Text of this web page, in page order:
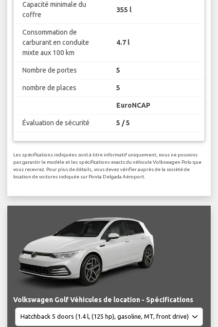
Capacité minimale du
coffre
355 l
Consommation de
carburant en conduite
mixte aux 100 km
4.7 l
Nombre de portes 5
nombre de places 5
EuroNCAP
Évaluation de sécurité 5 / 5
Les spécifications indiquées sont à titre informatif uniquement, nous ne pouvons
pas garantir le modèle et les spécifications exacts du véhicule Volkswagen Polo que
vous recevrez. Pour plus de détails, vous devez vérifier auprès de la société de
location de voitures indiquée sur Ponta Delgada Aéroport.
Volkswagen Golf Véhicules de location - Spécifications